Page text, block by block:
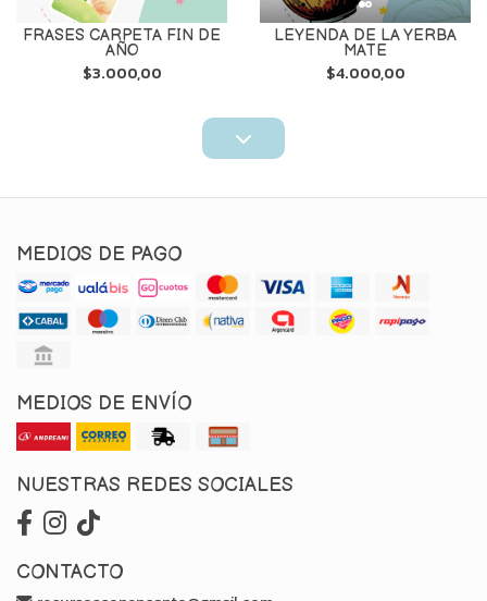
FRASES CARPETA FIN DE
AÑO
$3.000,00
LEYENDA DE LA YERBA
MATE
$4.000,00
MEDIOS DE PAGO
MEDIOS DE ENVÍO
NUESTRAS REDES SOCIALES
CONTACTO